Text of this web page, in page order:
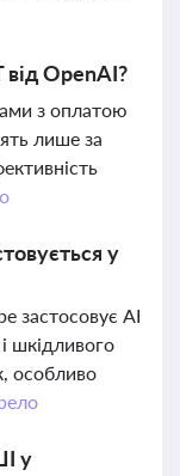
OpenAI?
з оплатою
лише за
у
застосовує AI
шкідливого
особливо
у